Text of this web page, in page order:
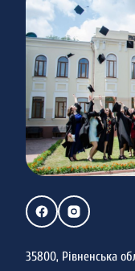
35800, Рівненська